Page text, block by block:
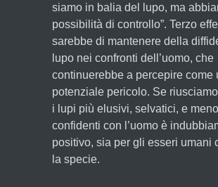
siamo in balia del lupo, ma
possibilità di controllo”. Terzo
sarebbe di mantenere della
lupo nei confronti dell’uomo, che
continuerebbe a percepire come
potenziale pericolo. Se
i lupi più elusivi, selvatici, e meno
confidenti con l’uomo è
positivo, sia per gli esseri umani
la specie.